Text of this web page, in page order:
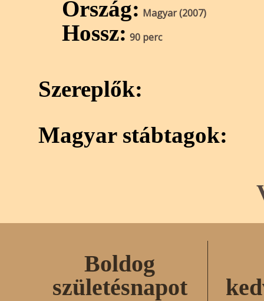
Ország: Magyar (2007)
Hossz: 90 perc
Szereplők:
Magyar stábtagok:
Boldog
születésnapot